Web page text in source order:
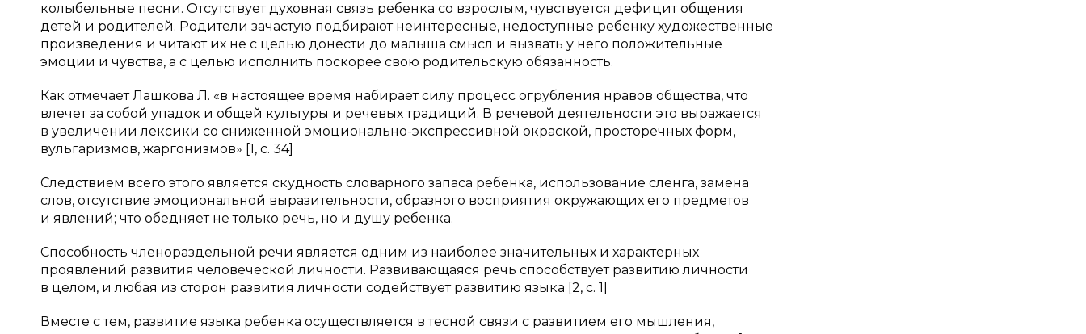
колыбельные песни. Отсутствует духовная связь ребенка со взрослым, чувствуется дефицит общения
детей и родителей. Родители зачастую подбирают неинтересные, недоступные ребенку художественные
произведения и читают их не с целью донести до малыша смысл и вызвать у него положительные
эмоции и чувства, а с целью исполнить поскорее свою родительскую обязанность.
Как отмечает Лашкова Л. «в настоящее время набирает силу процесс огрубления нравов общества, что
влечет за собой упадок и общей культуры и речевых традиций. В речевой деятельности это выражается
в увеличении лексики со сниженной эмоционально-экспрессивной окраской, просторечных форм,
вульгаризмов, жаргонизмов» [1, с. 34]
Следствием всего этого является скудность словарного запаса ребенка, использование сленга, замена
слов, отсутствие эмоциональной выразительности, образного восприятия окружающих его предметов
и явлений; что обедняет не только речь, но и душу ребенка.
Способность членораздельной речи является одним из наиболее значительных и характерных
проявлений развития человеческой личности. Развивающаяся речь способствует развитию личности
в целом, и любая из сторон развития личности содействует развитию языка [2, с. 1]
Вместе с тем, развитие языка ребенка осуществляется в тесной связи с развитием его мышления,